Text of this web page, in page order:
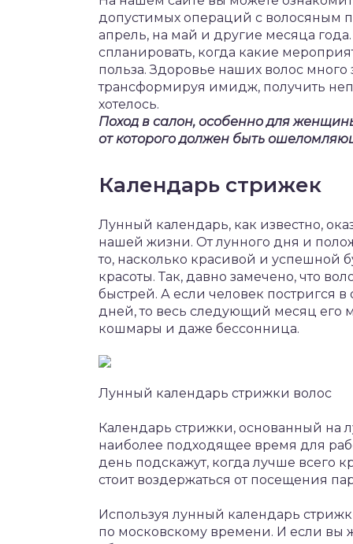
допустимых операций с волосяным
апрель, на май и другие месяца
спланировать, когда какие
польза. Здоровье наших волос много
трансформируя имидж, получить
хотелось.
Поход в салон, особенно для
от которого должен быть
Календарь стрижек
Лунный календарь, как известно,
нашей жизни. От лунного дня и
то, насколько красивой и успешной
красоты. Так, давно замечено, что
быстрей. А если человек постригся
дней, то весь следующий месяц его
кошмары и даже бессонница.
Лунный календарь стрижки волос
Календарь стрижки, основанный на
наиболее подходящее время для
день подскажут, когда лучше всего
стоит воздержаться от посещения
Используя лунный календарь
по московскому времени. И если вы